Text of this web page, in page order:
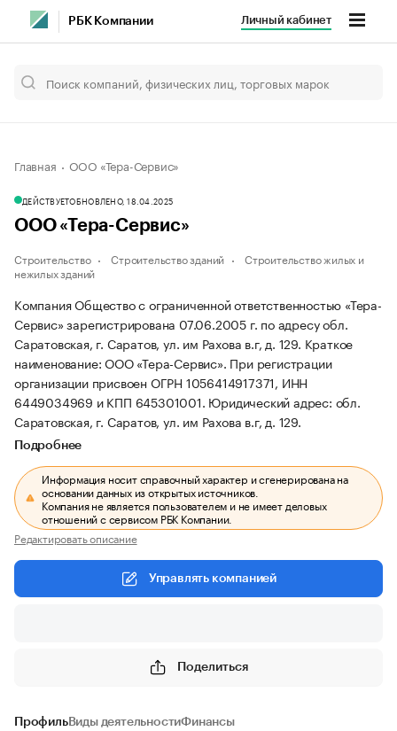
РБК Компании Личный кабинет
Главная ООО «Тера-Сервис»
ДЕЙСТВУЕТОБНОВЛЕНО, 18.04.2025
ООО «Тера-Сервис»
Строительство Строительство зданий
Строительство жилых и
нежилых зданий
Компания Общество с ограниченной ответственностью «Тера-
Сервис» зарегистрирована 07.06.2005 г. по адресу обл.
Саратовская, г. Саратов, ул. им Рахова в.г, д. 129. Краткое
наименование: ООО «Тера-Сервис». При регистрации
организации присвоен ОГРН 1056414917371, ИНН
6449034969 и КПП 645301001. Юридический адрес: обл.
Саратовская, г. Саратов, ул. им Рахова в.г, д. 129.
Подробнее
Информация носит справочный характер и сгенерирована на
основании данных из открытых источников.
Компания не является пользователем и не имеет деловых
отношений с сервисом РБК Компании.
Редактировать описание
Управлять компанией
Поделиться
ПрофильВиды деятельностиФинансы